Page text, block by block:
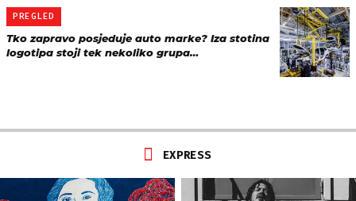
PREGLED
Tko zapravo posjeduje auto marke? Iza stotina
logotipa stoji tek nekoliko grupa…